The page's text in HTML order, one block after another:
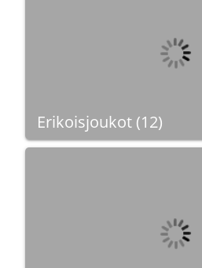
Erikoisjoukot (12)